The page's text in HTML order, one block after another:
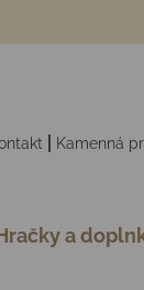
Kamenná
a